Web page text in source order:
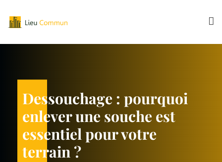
content
œuvre
la rénovation d’une
Dessouchage : pourquoi
enlever une souche est
essentiel pour votre
terrain ?
Travaux de
maison :
chaque